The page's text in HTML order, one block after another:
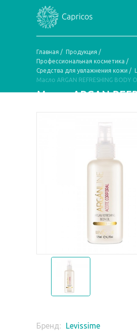
Главная / Продукция /
Профессиональная косметика /
Средства для увлажнения кожи /
Масло ARGAN REFRESHING BODY
Масло ARGAN
Бренд: Levissime